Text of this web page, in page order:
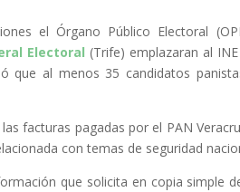
el Órgano Público Electoral
Electoral (Trife) emplazaran al
que al menos 35 candidatos
facturas pagadas por el PAN
con temas de seguridad
que solicita en copia simple